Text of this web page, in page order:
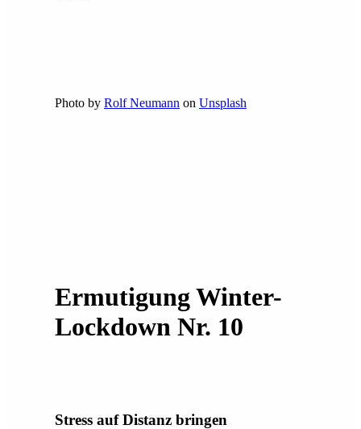
Photo by Rolf Neumann on Unsplash
Ermutigung Winter-
Lockdown Nr. 10
Stress auf Distanz bringen